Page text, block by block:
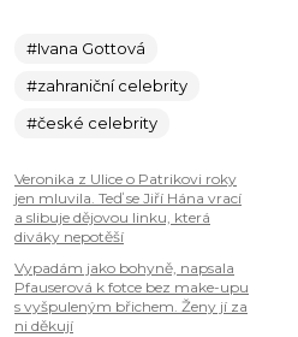
#Ivana Gottová
#zahraniční celebrity
#české celebrity
Veronika z Ulice o Patrikovi roky
jen mluvila. Teď se Jiří Hána vrací
a slibuje dějovou linku, která
diváky nepotěší
Vypadám jako bohyně, napsala
Pfauserová k fotce bez make-upu
s vyšpuleným břichem. Ženy jí za
ni děkují